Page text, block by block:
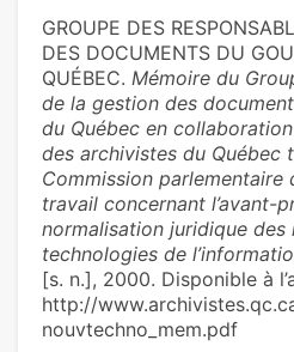
GROUPE DES
DES DOCUMENTS DU
QUÉBEC. Mémoire du
de la gestion des
du Québec en
des archivistes du Québec
Commission parlementaire
travail concernant l’avant-
normalisation juridique des
technologies de
[s. n.], 2000. Disponible à
http://
nouvtechno_mem.pdf